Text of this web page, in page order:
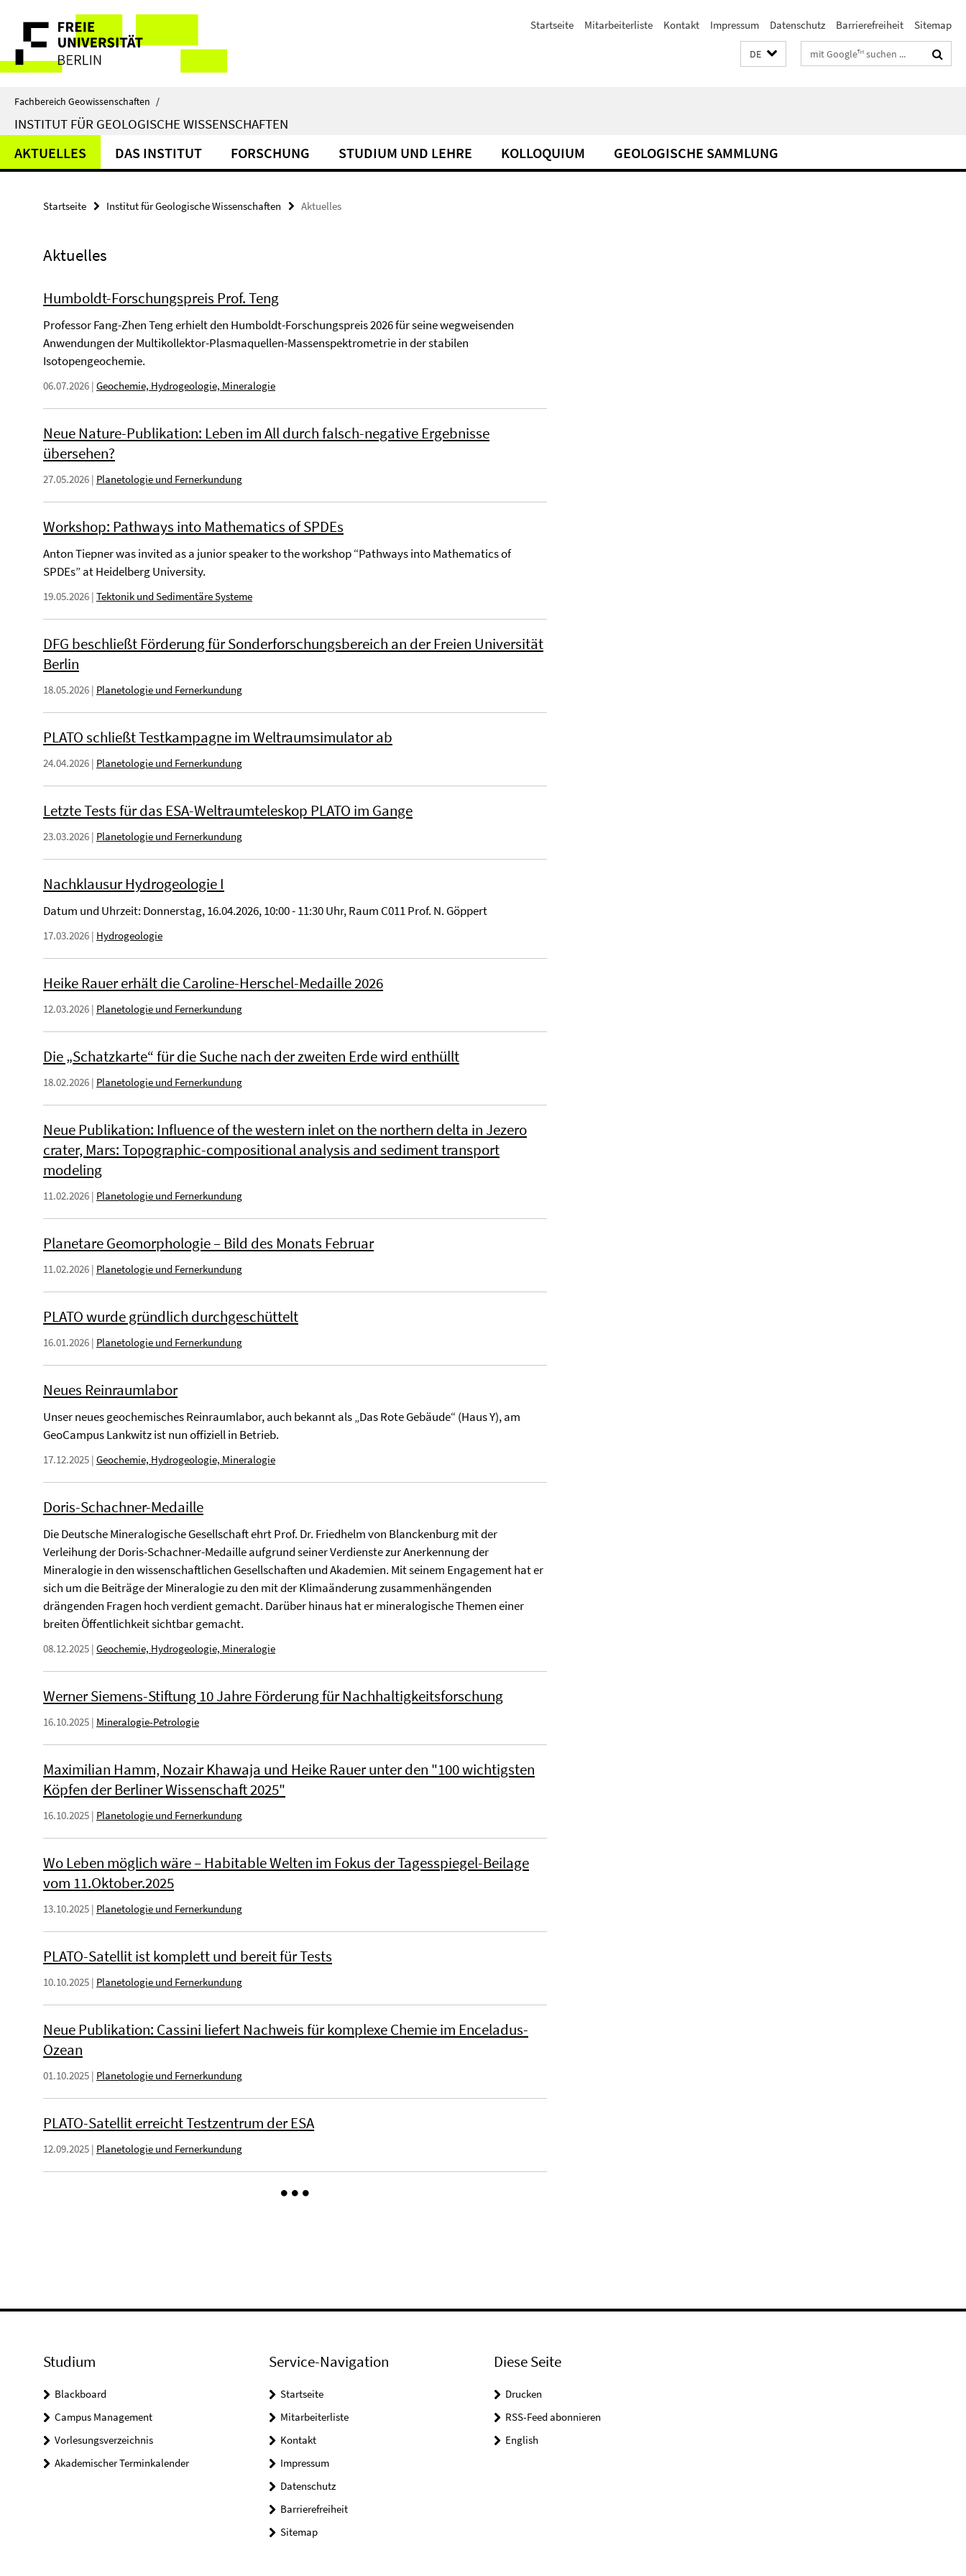
direkt
Inhalt
Service-
Navigation
Startseite Mitarbeiterliste Kontakt Impressum Datenschutz Barrierefreiheit Sitemap
DE Suchbegriffe
Fachbereich Geowissenschaften /
INSTITUT FÜR GEOLOGISCHE WISSENSCHAFTEN
AKTUELLES DAS INSTITUT FORSCHUNG STUDIUM UND LEHRE KOLLOQUIUM GEOLOGISCHE SAMMLUNG
Startseite Institut für Geologische Wissenschaften Aktuelles
Aktuelles
Humboldt-Forschungspreis Prof. Teng
Professor Fang-Zhen Teng erhielt den Humboldt-Forschungspreis 2026 für seine wegweisenden
Anwendungen der Multikollektor-Plasmaquellen-Massenspektrometrie in der stabilen
Isotopengeochemie.
06.07.2026 | Geochemie, Hydrogeologie, Mineralogie
Neue Nature-Publikation: Leben im All durch falsch-negative Ergebnisse
übersehen?
27.05.2026 | Planetologie und Fernerkundung
Workshop: Pathways into Mathematics of SPDEs
Anton Tiepner was invited as a junior speaker to the workshop “Pathways into Mathematics of
SPDEs” at Heidelberg University.
19.05.2026 | Tektonik und Sedimentäre Systeme
DFG beschließt Förderung für Sonderforschungsbereich an der Freien Universität
Berlin
18.05.2026 | Planetologie und Fernerkundung
PLATO schließt Testkampagne im Weltraumsimulator ab
24.04.2026 | Planetologie und Fernerkundung
Letzte Tests für das ESA-Weltraumteleskop PLATO im Gange
23.03.2026 | Planetologie und Fernerkundung
Nachklausur Hydrogeologie I
Datum und Uhrzeit: Donnerstag, 16.04.2026, 10:00 - 11:30 Uhr, Raum C011 Prof. N. Göppert
17.03.2026 | Hydrogeologie
Heike Rauer erhält die Caroline-Herschel-Medaille 2026
12.03.2026 | Planetologie und Fernerkundung
Die „Schatzkarte“ für die Suche nach der zweiten Erde wird enthüllt
18.02.2026 | Planetologie und Fernerkundung
Neue Publikation: Influence of the western inlet on the northern delta in Jezero
crater, Mars: Topographic-compositional analysis and sediment transport
modeling
11.02.2026 | Planetologie und Fernerkundung
Planetare Geomorphologie – Bild des Monats Februar
11.02.2026 | Planetologie und Fernerkundung
PLATO wurde gründlich durchgeschüttelt
16.01.2026 | Planetologie und Fernerkundung
Neues Reinraumlabor
Unser neues geochemisches Reinraumlabor, auch bekannt als „Das Rote Gebäude“ (Haus Y), am
GeoCampus Lankwitz ist nun offiziell in Betrieb.
17.12.2025 | Geochemie, Hydrogeologie, Mineralogie
Doris-Schachner-Medaille
Die Deutsche Mineralogische Gesellschaft ehrt Prof. Dr. Friedhelm von Blanckenburg mit der
Verleihung der Doris-Schachner-Medaille aufgrund seiner Verdienste zur Anerkennung der
Mineralogie in den wissenschaftlichen Gesellschaften und Akademien. Mit seinem Engagement hat er
sich um die Beiträge der Mineralogie zu den mit der Klimaänderung zusammenhängenden
drängenden Fragen hoch verdient gemacht. Darüber hinaus hat er mineralogische Themen einer
breiten Öffentlichkeit sichtbar gemacht.
08.12.2025 | Geochemie, Hydrogeologie, Mineralogie
Werner Siemens-Stiftung 10 Jahre Förderung für Nachhaltigkeitsforschung
16.10.2025 | Mineralogie-Petrologie
Maximilian Hamm, Nozair Khawaja und Heike Rauer unter den "100 wichtigsten
Köpfen der Berliner Wissenschaft 2025"
16.10.2025 | Planetologie und Fernerkundung
Wo Leben möglich wäre – Habitable Welten im Fokus der Tagesspiegel-Beilage
vom 11.Oktober.2025
13.10.2025 | Planetologie und Fernerkundung
PLATO-Satellit ist komplett und bereit für Tests
10.10.2025 | Planetologie und Fernerkundung
Neue Publikation: Cassini liefert Nachweis für komplexe Chemie im Enceladus-
Ozean
01.10.2025 | Planetologie und Fernerkundung
PLATO-Satellit erreicht Testzentrum der ESA
12.09.2025 | Planetologie und Fernerkundung
Studium
Blackboard
Campus Management
Vorlesungsverzeichnis
Akademischer Terminkalender
Service-Navigation
Startseite
Mitarbeiterliste
Kontakt
Impressum
Datenschutz
Barrierefreiheit
Sitemap
Diese Seite
Drucken
RSS-Feed abonnieren
English